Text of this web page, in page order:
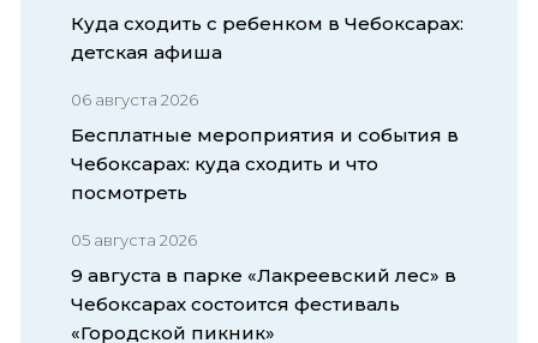
Куда сходить с ребенком в Чебоксарах:
детская афиша
06 августа 2026
Бесплатные мероприятия и события в
Чебоксарах: куда сходить и что
посмотреть
05 августа 2026
9 августа в парке «Лакреевский лес» в
Чебоксарах состоится фестиваль
«Городской пикник»